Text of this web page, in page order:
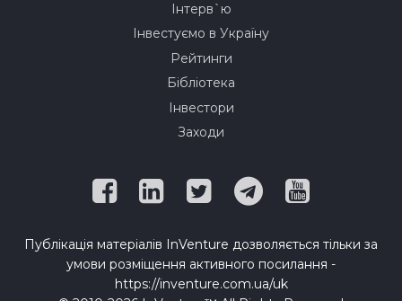
Інтерв`ю
Інвестуємо в Україну
Рейтинги
Бібліотека
Інвестори
Заходи
Публікація матеріалів InVenture дозволяється тільки за
умови розміщення активного посилання -
https://inventure.com.ua/uk